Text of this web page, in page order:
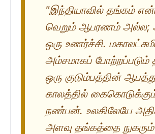
"இந்தியாவில் தங்கம்
வெறும் ஆபரணம் அல்ல;
ஒரு உணர்ச்சி.
அம்சமாகப் போற்றப்படும்
ஒரு குடும்பத்தின்
காலத்தில்
நண்பன். உலகிலேயே
அளவு தங்கத்தை நுகரும்